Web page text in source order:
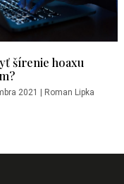
šírenie hoaxu
2021 Roman Lipka